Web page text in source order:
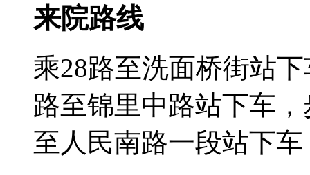
来院路线
乘28路至洗面桥街站
路至锦里中路站下车
至人民南路一段站下